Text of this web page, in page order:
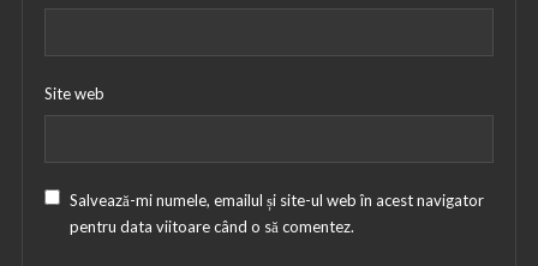
Site web
Salvează-mi numele, emailul și site-ul web în acest navigator
pentru data viitoare când o să comentez.